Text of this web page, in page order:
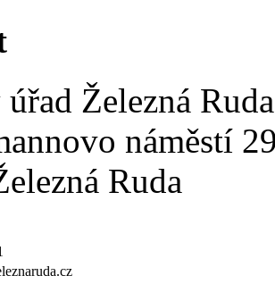
Železná Ruda
náměstí
Ruda